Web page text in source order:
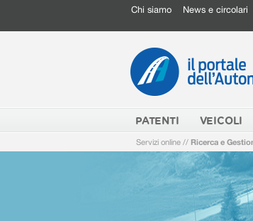
Chi siamo News e circolari
PATENTI VEICOLI
Servizi online // Ricerca e